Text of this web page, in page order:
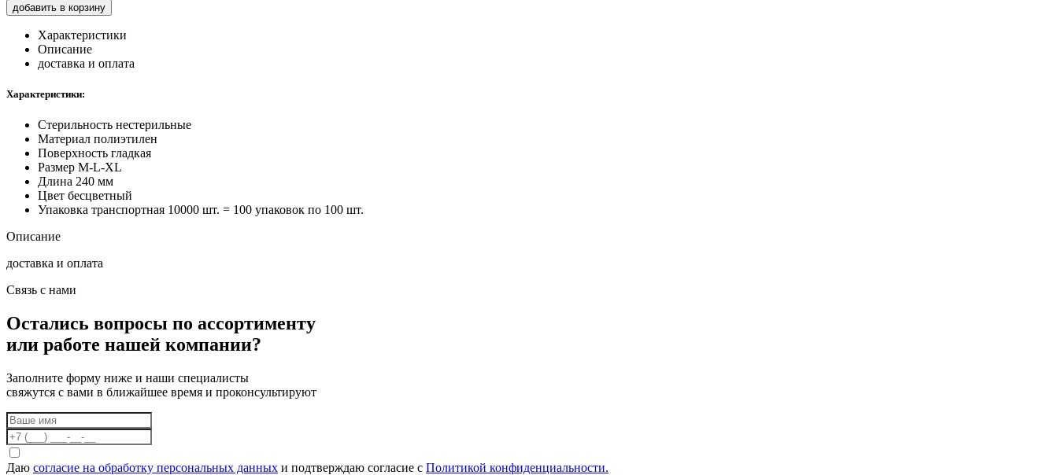
добавить в корзину
Характеристики
Описание
доставка и оплата
Характеристики:
Стерильность нестерильные
Материал полиэтилен
Поверхность гладкая
Размер M-L-XL
Длина 240 мм
Цвет бесцветный
Упаковка транспортная 10000 шт. = 100 упаковок по 100 шт.
Описание
доставка и оплата
Связь с нами
Остались вопросы по ассортименту
или работе нашей компании?
Заполните форму ниже и наши специалисты
свяжутся с вами в ближайшее время и проконсультируют
Даю согласие на обработку персональных данных и подтверждаю согласие с Политикой конфиденциальности.